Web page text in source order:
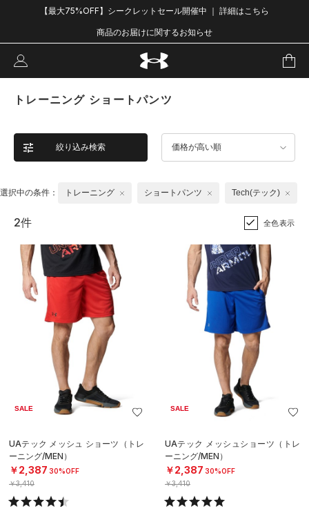
【最大75%OFF】シークレットセール開催中 ｜ 詳細はこちら
商品のお届けに関するお知らせ
トレーニング ショートパンツ
絞り込み検索 価格が高い順
選択中の条件： トレーニング ショートパンツ Tech(テック)
2件 全色表示
SALE
UAテック メッシュ ショーツ（トレ
ーニング/MEN）
￥2,387 30%OFF
￥3,410
SALE
UAテック メッシュショーツ（トレ
ーニング/MEN）
￥2,387 30%OFF
￥3,410